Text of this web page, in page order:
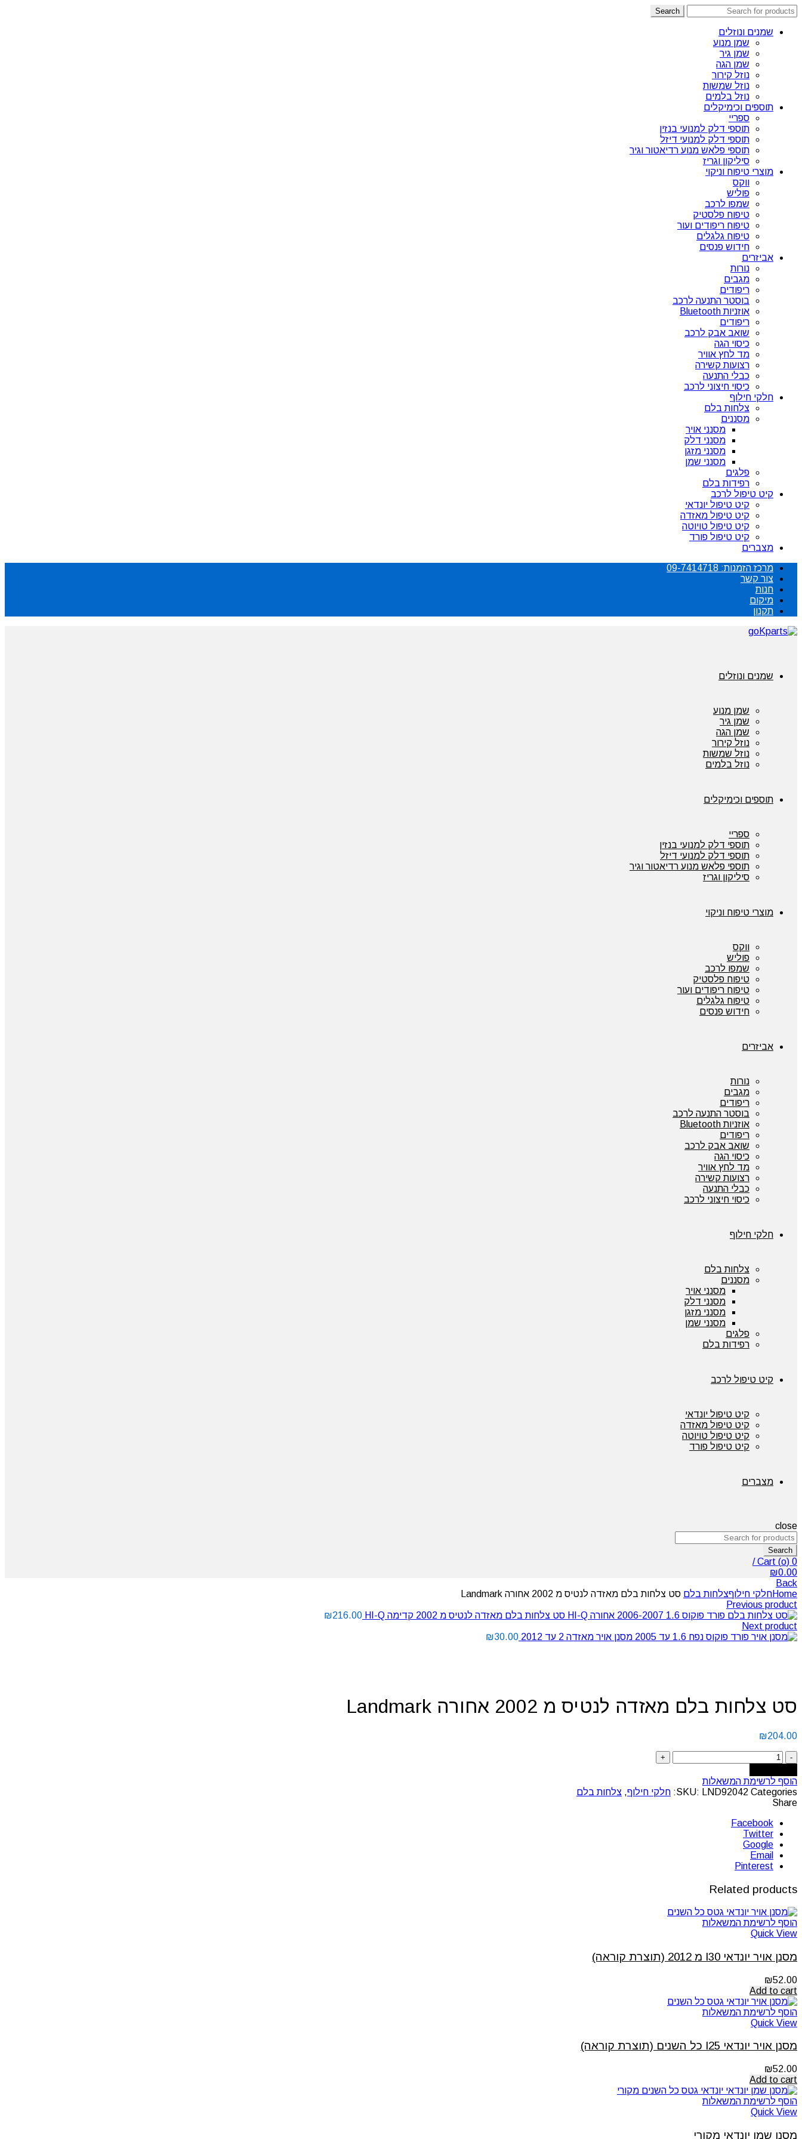
Search
שמנים ונוזלים
שמן מנוע
שמן גיר
שמן הגה
נוזל קירור
נוזל שמשות
נוזל בלמים
תוספים וכימיקלים
ספריי
תוספי דלק למנועי בנזין
תוספי דלק למנועי דיזל
תוספי פלאש מנוע רדיאטור וגיר
סיליקון וגריז
מוצרי טיפוח וניקוי
ווקס
פוליש
שמפו לרכב
טיפוח פלסטיק
טיפוח ריפודים ועור
טיפוח גלגלים
חידוש פנסים
אביזרים
נורות
מגבים
ריפודים
בוסטר התנעה לרכב
אוזניות Bluetooth
ריפודים
שואב אבק לרכב
כיסוי הגה
מד לחץ אוויר
רצועות קשירה
כבלי התנעה
כיסוי חיצוני לרכב
חלקי חילוף
צלחות בלם
מסננים
מסנני אויר
מסנני דלק
מסנני מזגן
מסנני שמן
פלגים
רפידות בלם
קיט טיפול לרכב
קיט טיפול יונדאי
קיט טיפול מאזדה
קיט טיפול טויוטה
קיט טיפול פורד
מצברים
מרכז הזמנות: 09-7414718
צור קשר
חנות
מיקום
תקנון
שמנים ונוזלים
שמן מנוע
שמן גיר
שמן הגה
נוזל קירור
נוזל שמשות
נוזל בלמים
תוספים וכימיקלים
ספריי
תוספי דלק למנועי בנזין
תוספי דלק למנועי דיזל
תוספי פלאש מנוע רדיאטור וגיר
סיליקון וגריז
מוצרי טיפוח וניקוי
ווקס
פוליש
שמפו לרכב
טיפוח פלסטיק
טיפוח ריפודים ועור
טיפוח גלגלים
חידוש פנסים
אביזרים
נורות
מגבים
ריפודים
בוסטר התנעה לרכב
אוזניות Bluetooth
ריפודים
שואב אבק לרכב
כיסוי הגה
מד לחץ אוויר
רצועות קשירה
כבלי התנעה
כיסוי חיצוני לרכב
חלקי חילוף
צלחות בלם
מסננים
מסנני אויר
מסנני דלק
מסנני מזגן
מסנני שמן
פלגים
רפידות בלם
קיט טיפול לרכב
קיט טיפול יונדאי
קיט טיפול מאזדה
קיט טיפול טויוטה
קיט טיפול פורד
מצברים
close
Search
Cart (o) 0
/
₪0.00
Back
Homeחלקי חילוףצלחות בלם סט צלחות בלם מאזדה לנטיס מ 2002 אחורה Landmark
Previous product
סט צלחות בלם מאזדה לנטיס מ 2002 קדימה HI-Q
₪216.00
Next product
מסנן אויר מאזדה 2 עד 2012
₪30.00
סט צלחות בלם מאזדה לנטיס מ 2002 אחורה Landmark
₪204.00
הוסף לרשימת המשאלות
SKU: LND92042 Categories: חלקי חילוף, צלחות בלם
Share
Facebook
Twitter
Google
Email
Pinterest
Related products
הוסף לרשימת המשאלות
Quick View
מסנן אויר יונדאי I30 מ 2012 (תוצרת קוראה)
₪52.00
Add to cart
הוסף לרשימת המשאלות
Quick View
מסנן אויר יונדאי I25 כל השנים (תוצרת קוראה)
₪52.00
Add to cart
הוסף לרשימת המשאלות
Quick View
מסנן שמן יונדאי מקורי